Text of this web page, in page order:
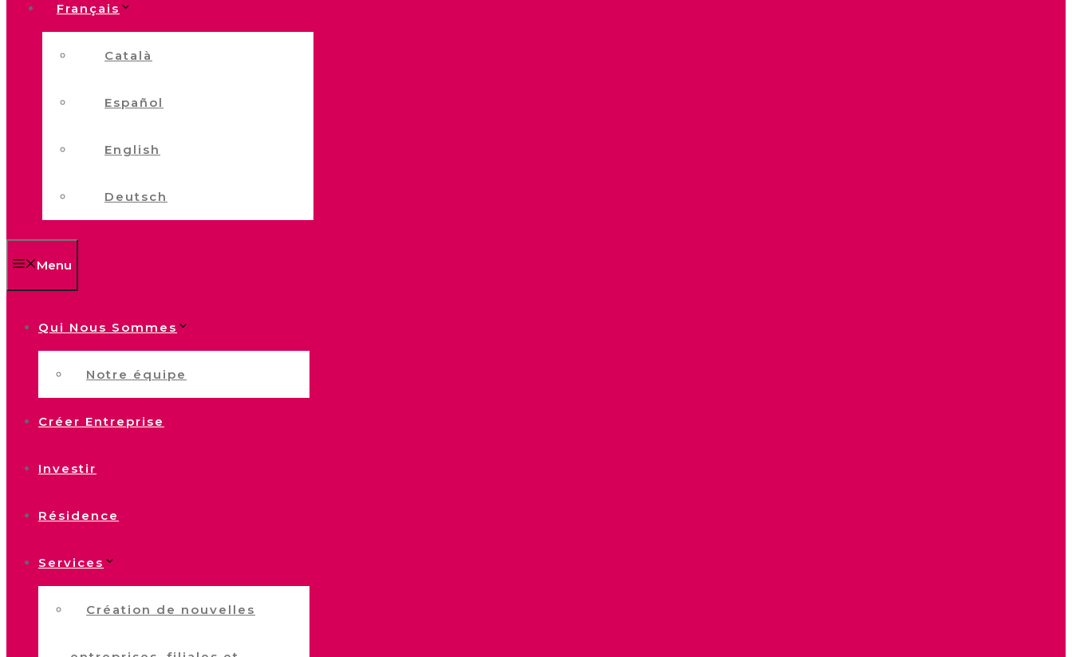
Français
Català
Español
English
Deutsch
Menu
Qui Nous Sommes
Notre équipe
Créer Entreprise
Investir
Résidence
Services
Création de nouvelles